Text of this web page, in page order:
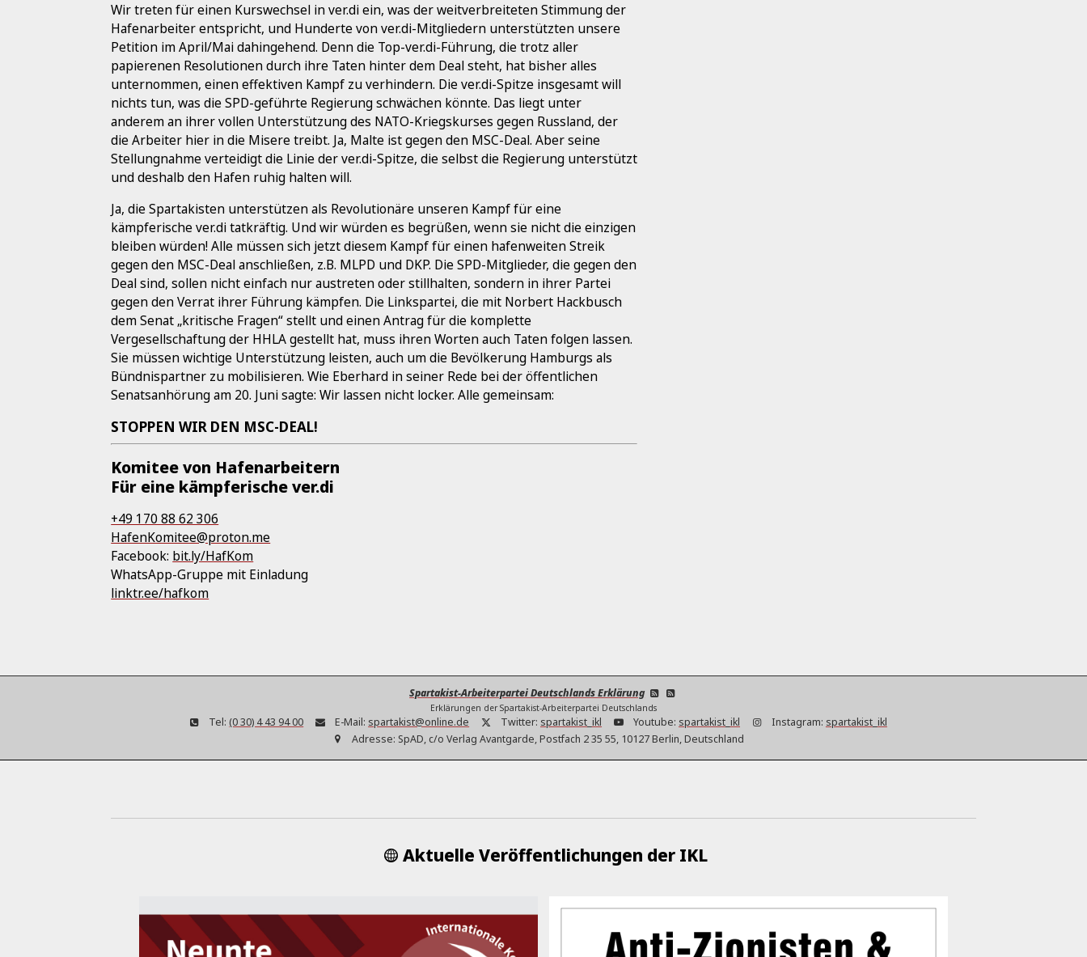
Wir treten für einen Kurswechsel in ver.di ein, was der weitverbreiteten Stimmung der
Hafenarbeiter entspricht, und Hunderte von ver.di-Mitgliedern unterstützten unsere
Petition im April/Mai dahingehend. Denn die Top-ver.di-Führung, die trotz aller
papierenen Resolutionen durch ihre Taten hinter dem Deal steht, hat bisher alles
unternommen, einen effektiven Kampf zu verhindern. Die ver.di-Spitze insgesamt will
nichts tun, was die SPD-geführte Regierung schwächen könnte. Das liegt unter
anderem an ihrer vollen Unterstützung des NATO-Kriegskurses gegen Russland, der
die Arbeiter hier in die Misere treibt. Ja, Malte ist gegen den MSC-Deal. Aber seine
Stellungnahme verteidigt die Linie der ver.di-Spitze, die selbst die Regierung unterstützt
und deshalb den Hafen ruhig halten will.
Ja, die Spartakisten unterstützen als Revolutionäre unseren Kampf für eine
kämpferische ver.di tatkräftig. Und wir würden es begrüßen, wenn sie nicht die einzigen
bleiben würden! Alle müssen sich jetzt diesem Kampf für einen hafenweiten Streik
gegen den MSC-Deal anschließen, z.B. MLPD und DKP. Die SPD-Mitglieder, die gegen den
Deal sind, sollen nicht einfach nur austreten oder stillhalten, sondern in ihrer Partei
gegen den Verrat ihrer Führung kämpfen. Die Linkspartei, die mit Norbert Hackbusch
dem Senat „kritische Fragen“ stellt und einen Antrag für die komplette
Vergesellschaftung der HHLA gestellt hat, muss ihren Worten auch Taten folgen lassen.
Sie müssen wichtige Unterstützung leisten, auch um die Bevölkerung Hamburgs als
Bündnispartner zu mobilisieren. Wie Eberhard in seiner Rede bei der öffentlichen
Senatsanhörung am 20. Juni sagte: Wir lassen nicht locker. Alle gemeinsam:
STOPPEN WIR DEN MSC-DEAL!
Komitee von Hafenarbeitern
Für eine kämpferische ver.di
+49 170 88 62 306
HafenKomitee@proton.me
Facebook: bit.ly/HafKom
WhatsApp-Gruppe mit Einladung
linktr.ee/hafkom
Spartakist-Arbeiterpartei Deutschlands Erklärung
Erklärungen der Spartakist-Arbeiterpartei Deutschlands
Tel: (0 30) 4 43 94 00 E-Mail: spartakist@online.de Twitter: spartakist_ikl Youtube: spartakist_ikl Instagram: spartakist_ikl
Adresse: SpAD, c/o Verlag Avantgarde, Postfach 2 35 55, 10127 Berlin, Deutschland
Aktuelle Veröffentlichungen der IKL